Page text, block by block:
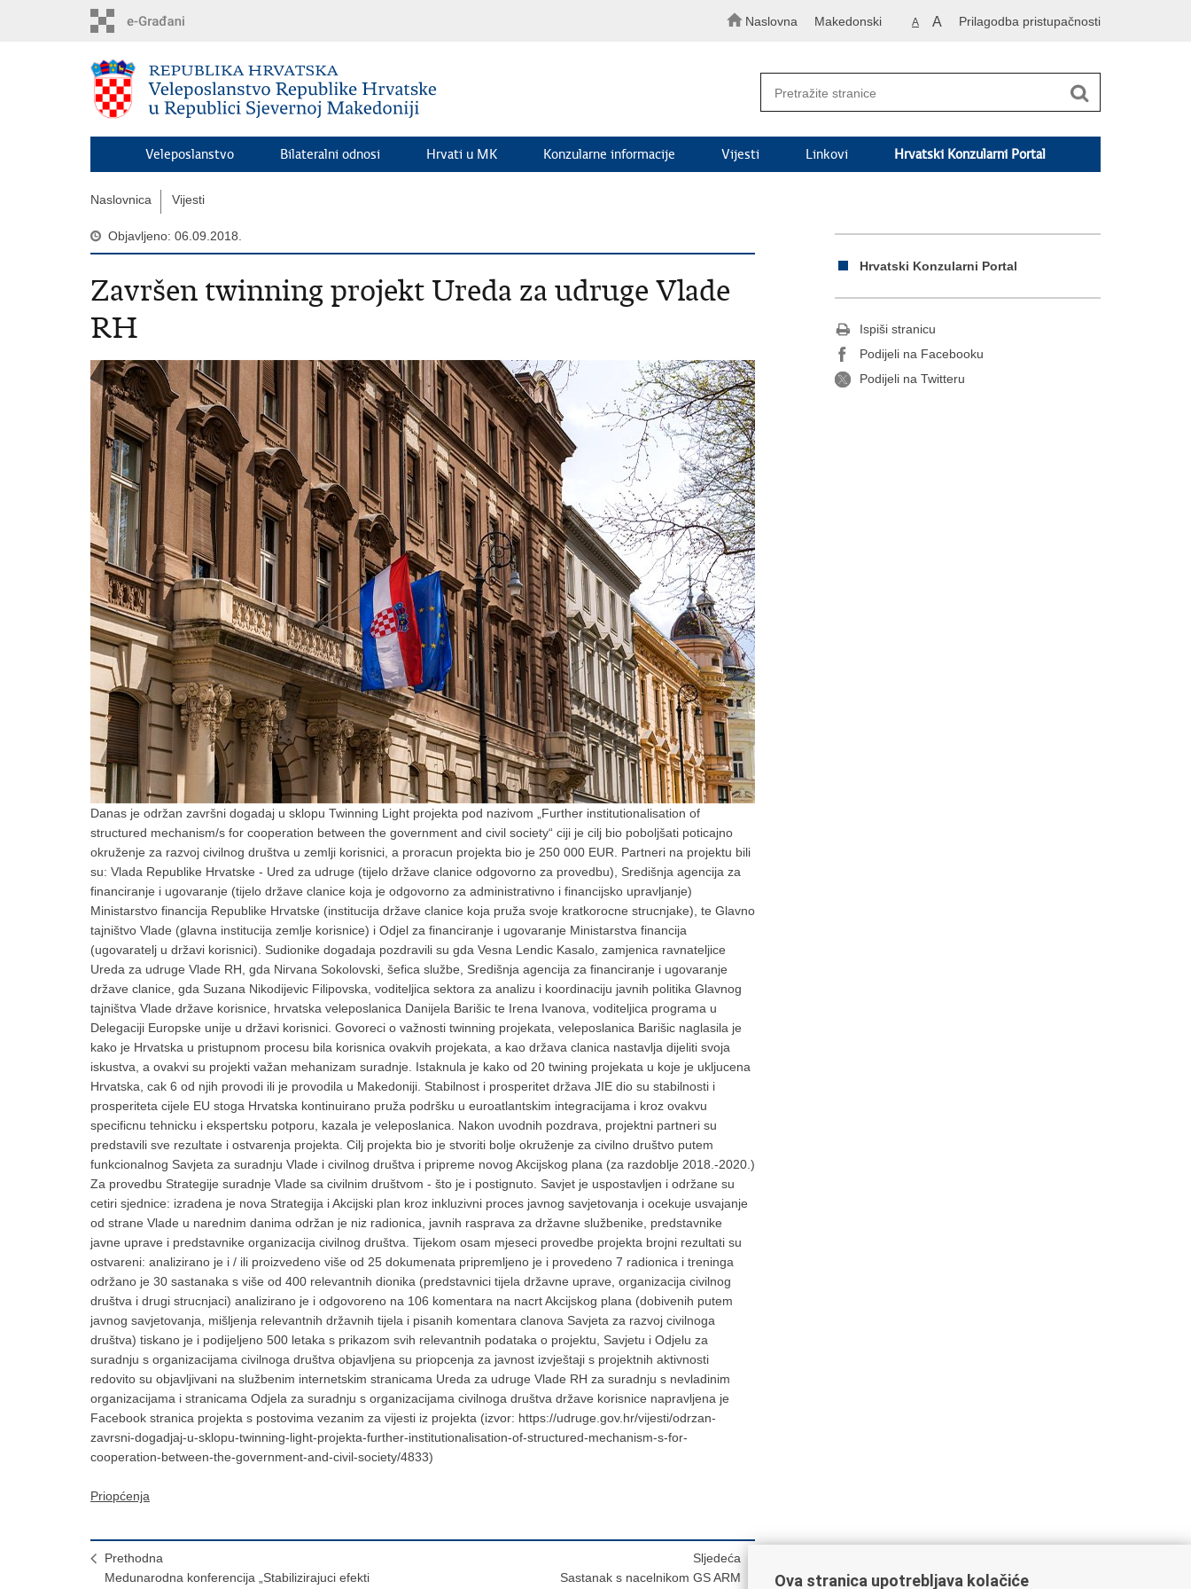
Naslovna Makedonski A A Prilagodba pristupačnosti
Veleposlanstvo Bilateralni odnosi Hrvati u MK Konzularne informacije Vijesti Linkovi Hrvatski Konzularni Portal
Naslovnica Vijesti
Objavljeno: 06.09.2018.
Završen twinning projekt Ureda za udruge Vlade
RH
Danas je održan završni dogadaj u sklopu Twinning Light projekta pod nazivom „Further institutionalisation of
structured mechanism/s for cooperation between the government and civil society“ ciji je cilj bio poboljšati poticajno
okruženje za razvoj civilnog društva u zemlji korisnici, a proracun projekta bio je 250 000 EUR. Partneri na projektu bili
su: Vlada Republike Hrvatske - Ured za udruge (tijelo države clanice odgovorno za provedbu), Središnja agencija za
financiranje i ugovaranje (tijelo države clanice koja je odgovorno za administrativno i financijsko upravljanje)
Ministarstvo financija Republike Hrvatske (institucija države clanice koja pruža svoje kratkorocne strucnjake), te Glavno
tajništvo Vlade (glavna institucija zemlje korisnice) i Odjel za financiranje i ugovaranje Ministarstva financija
(ugovaratelj u državi korisnici). Sudionike dogadaja pozdravili su gda Vesna Lendic Kasalo, zamjenica ravnateljice
Ureda za udruge Vlade RH, gda Nirvana Sokolovski, šefica službe, Središnja agencija za financiranje i ugovaranje
države clanice, gda Suzana Nikodijevic Filipovska, voditeljica sektora za analizu i koordinaciju javnih politika Glavnog
tajništva Vlade države korisnice, hrvatska veleposlanica Danijela Barišic te Irena Ivanova, voditeljica programa u
Delegaciji Europske unije u državi korisnici. Govoreci o važnosti twinning projekata, veleposlanica Barišic naglasila je
kako je Hrvatska u pristupnom procesu bila korisnica ovakvih projekata, a kao država clanica nastavlja dijeliti svoja
iskustva, a ovakvi su projekti važan mehanizam suradnje. Istaknula je kako od 20 twining projekata u koje je ukljucena
Hrvatska, cak 6 od njih provodi ili je provodila u Makedoniji. Stabilnost i prosperitet država JIE dio su stabilnosti i
prosperiteta cijele EU stoga Hrvatska kontinuirano pruža podršku u euroatlantskim integracijama i kroz ovakvu
specificnu tehnicku i ekspertsku potporu, kazala je veleposlanica. Nakon uvodnih pozdrava, projektni partneri su
predstavili sve rezultate i ostvarenja projekta. Cilj projekta bio je stvoriti bolje okruženje za civilno društvo putem
funkcionalnog Savjeta za suradnju Vlade i civilnog društva i pripreme novog Akcijskog plana (za razdoblje 2018.-2020.)
Za provedbu Strategije suradnje Vlade sa civilnim društvom - što je i postignuto. Savjet je uspostavljen i održane su
cetiri sjednice: izradena je nova Strategija i Akcijski plan kroz inkluzivni proces javnog savjetovanja i ocekuje usvajanje
od strane Vlade u narednim danima održan je niz radionica, javnih rasprava za državne službenike, predstavnike
javne uprave i predstavnike organizacija civilnog društva. Tijekom osam mjeseci provedbe projekta brojni rezultati su
ostvareni: analizirano je i / ili proizvedeno više od 25 dokumenata pripremljeno je i provedeno 7 radionica i treninga
održano je 30 sastanaka s više od 400 relevantnih dionika (predstavnici tijela državne uprave, organizacija civilnog
društva i drugi strucnjaci) analizirano je i odgovoreno na 106 komentara na nacrt Akcijskog plana (dobivenih putem
javnog savjetovanja, mišljenja relevantnih državnih tijela i pisanih komentara clanova Savjeta za razvoj civilnoga
društva) tiskano je i podijeljeno 500 letaka s prikazom svih relevantnih podataka o projektu, Savjetu i Odjelu za
suradnju s organizacijama civilnoga društva objavljena su priopcenja za javnost izvještaji s projektnih aktivnosti
redovito su objavljivani na službenim internetskim stranicama Ureda za udruge Vlade RH za suradnju s nevladinim
organizacijama i stranicama Odjela za suradnju s organizacijama civilnoga društva države korisnice napravljena je
Facebook stranica projekta s postovima vezanim za vijesti iz projekta (izvor: https://udruge.gov.hr/vijesti/odrzan-
zavrsni-dogadjaj-u-sklopu-twinning-light-projekta-further-institutionalisation-of-structured-mechanism-s-for-
cooperation-between-the-government-and-civil-society/4833)
Priopćenja
Prethodna
Medunarodna konferencija „Stabilizirajuci efekti
Sljedeća
Sastanak s nacelnikom GS ARM
Hrvatski Konzularni Portal
Ispiši stranicu
Podijeli na Facebooku
Podijeli na Twitteru
Ova stranica upotrebljava kolačiće